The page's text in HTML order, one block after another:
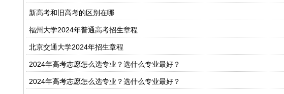
新高考和旧高考的区别在哪
福州大学2024年普通高考招生章程
北京交通大学2024年招生章程
2024年高考志愿怎么选专业？选什么专业最好？
2024年高考志愿怎么选专业？选什么专业最好？